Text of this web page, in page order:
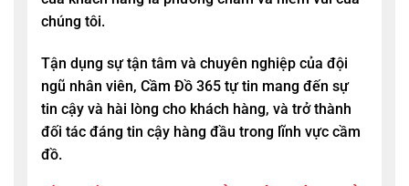
chúng tôi.
Tận dụng sự tận tâm và chuyên nghiệp của đội
ngũ nhân viên, Cầm Đồ 365 tự tin mang đến sự
tin cậy và hài lòng cho khách hàng, và trở thành
đối tác đáng tin cậy hàng đầu trong lĩnh vực cầm
đồ.